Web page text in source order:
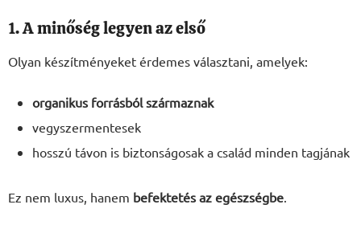
1. A minőség legyen az első
Olyan készítményeket érdemes választani, amelyek:
organikus forrásból származnak
vegyszermentesek
hosszú távon is biztonságosak a család minden tagjának
Ez nem luxus, hanem befektetés az egészségbe